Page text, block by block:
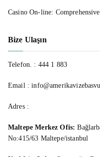
Casino On-line:
Bize Ulaşın
Telefon. : 444 1 883
Email :
Adres :
Maltepe Merkez Ofis:
No:415/63 Maltepe/istanbul